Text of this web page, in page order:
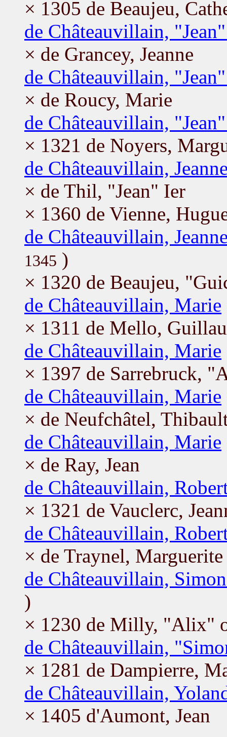
× 1305 de Beaujeu,
de Châteauvillain,
× de Grancey, Jeanne
de Châteauvillain,
× de Roucy, Marie
de Châteauvillain,
× 1321 de Noyers,
de Châteauvillain,
× de Thil, "Jean" Ier
× 1360 de Vienne,
de Châteauvillain,
1345 )
× 1320 de Beaujeu,
de Châteauvillain, Marie
× 1311 de Mello,
de Châteauvillain, Marie
× 1397 de Sarrebruck,
de Châteauvillain, Marie
× de Neufchâtel,
de Châteauvillain, Marie
× de Ray, Jean
de Châteauvillain,
× 1321 de Vauclerc,
de Châteauvillain,
× de Traynel, Marguerite
de Châteauvillain,
)
× 1230 de Milly, "Alix"
de Châteauvillain,
× 1281 de Dampierre,
de Châteauvillain,
× 1405 d'Aumont, Jean